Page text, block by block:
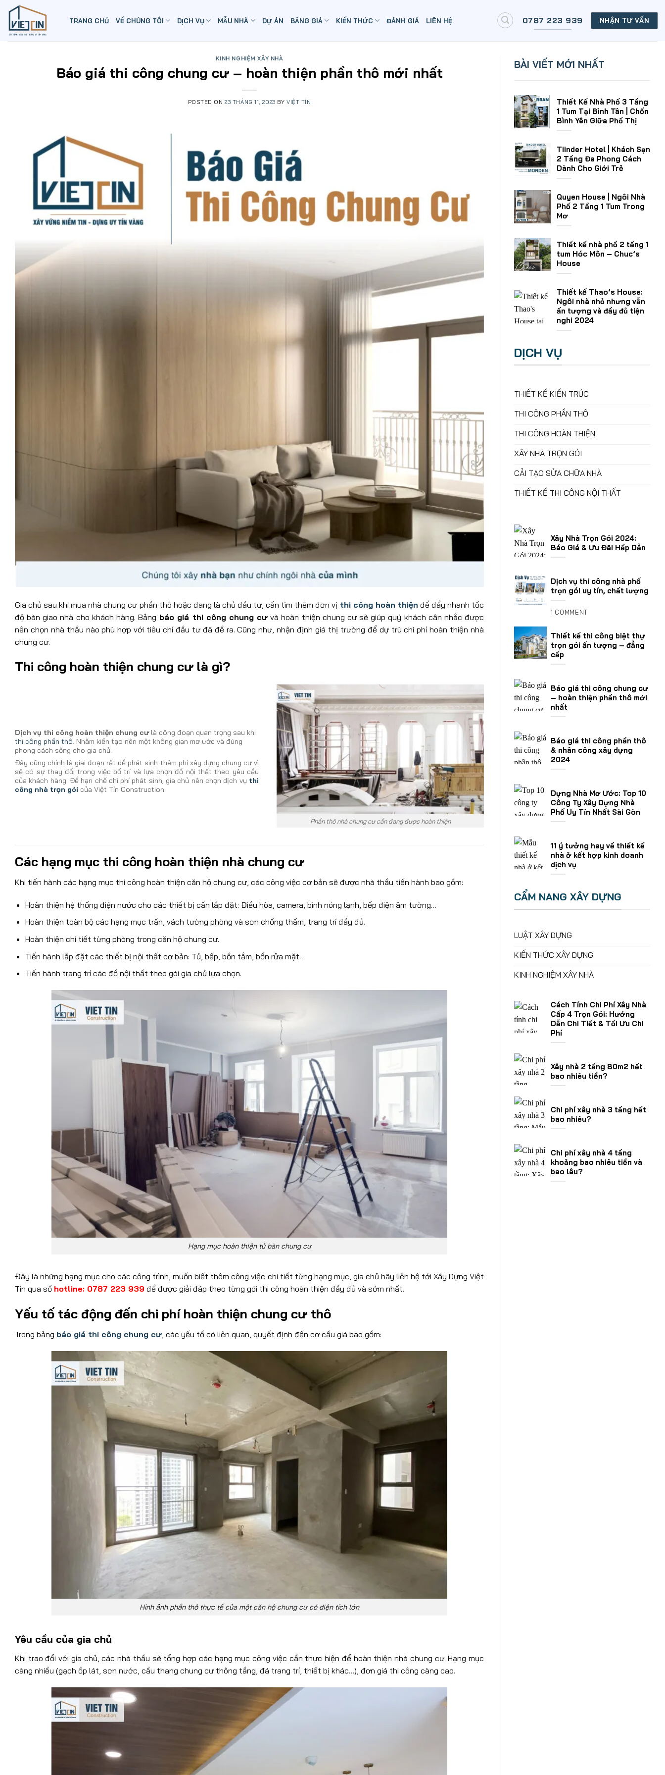
Skip
content
TRANG CHỦ VỀ CHÚNG TÔI DỊCH VỤ MẪU NHÀ DỰ ÁN BẢNG GIÁ KIẾN THỨC ĐÁNH GIÁ LIÊN HỆ 0787 223 939 NHẬN TƯ VẤN
KINH NGHIỆM XÂY NHÀ
Báo giá thi công chung cư – hoàn thiện phần thô mới nhất
POSTED ON23 THÁNG 11, 2023 BY VIỆT TÍN
Gia chủ sau khi mua nhà chung cư phần thô hoặc đang là chủ đầu tư, cần tìm thêm đơn vị thi công hoàn thiện để đẩy nhanh tốc
độ bàn giao nhà cho khách hàng. Bảng báo giá thi công chung cư và hoàn thiện chung cư sẽ giúp quý khách cân nhắc được
nên chọn nhà thầu nào phù hợp với tiêu chí đầu tư đã đề ra. Cũng như, nhận định giá thị trường để dự trù chi phí hoàn thiện nhà
chung cư.
Thi công hoàn thiện chung cư là gì?
Dịch vụ thi công hoàn thiện chung cưlà công đoạn quan trọng sau khi
thi công phần thô. Nhằm kiến tạo nên một không gian mơ ước và đúng
phong cách sống cho gia chủ.
Đây cũng chính là giai đoạn rất dễ phát sinh thêm phí xây dựng chung cư vì
sẽ có sự thay đổi trong việc bố trí và lựa chọn đồ nội thất theo yêu cầu
của khách hàng. Để hạn chế chi phí phát sinh, gia chủ nên chọn dịch vụ thi
công nhà trọn gói của Việt Tín Construction.
Phần thô nhà chung cư cần đang được hoàn thiện
Các hạng mục thi công hoàn thiện nhà chung cư
Khi tiến hành các hạng mục thi công hoàn thiện căn hộ chung cư, các công việc cơ bản sẽ được nhà thầu tiến hành bao gồm:
Hoàn thiện hệ thống điện nước cho các thiết bị cần lắp đặt: Điều hòa, camera, bình nóng lạnh, bếp điện âm tường…
Hoàn thiện toàn bộ các hạng mục trần, vách tường phòng và sơn chống thấm, trang trí đầy đủ.
Hoàn thiện chi tiết từng phòng trong căn hộ chung cư.
Tiến hành lắp đặt các thiết bị nội thất cơ bản: Tủ, bếp, bồn tắm, bồn rửa mặt…
Tiến hành trang trí các đồ nội thất theo gói gia chủ lựa chọn.
Hạng mục hoàn thiện tủ bàn chung cư
Đây là những hạng mục cho các công trình, muốn biết thêm công việc chi tiết từng hạng mục, gia chủ hãy liên hệ tới Xây Dựng Việt
Tín qua số hotline: 0787 223 939 để được giải đáp theo từng gói thi công hoàn thiện đầy đủ và sớm nhất.
Yếu tố tác động đến chi phí hoàn thiện chung cư thô
Trong bảng báo giá thi công chung cư, các yếu tố có liên quan, quyết định đến cơ cấu giá bao gồm:
Hình ảnh phần thô thực tế của một căn hộ chung cư có diện tích lớn
Yêu cầu của gia chủ
Khi trao đổi với gia chủ, các nhà thầu sẽ tổng hợp các hạng mục công việc cần thực hiện để hoàn thiện nhà chung cư. Hạng mục
càng nhiều (gạch ốp lát, sơn nước, cầu thang chung cư thông tầng, đá trang trí, thiết bị khác…), đơn giá thi công càng cao.
BÀI VIẾT MỚI NHẤT
Thiết Kế Nhà Phố 3 Tầng
1 Tum Tại Bình Tân | Chốn
Bình Yên Giữa Phố Thị
Tiinder Hotel | Khách Sạn
2 Tầng Đa Phong Cách
Dành Cho Giới Trẻ
Quyen House | Ngôi Nhà
Phố 2 Tầng 1 Tum Trong
Mơ
Thiết kế nhà phố 2 tầng 1
tum Hóc Môn – Chuc’s
House
Thiết kế Thao’s House:
Ngôi nhà nhỏ nhưng vẫn
ấn tượng và đầy đủ tiện
nghi 2024
DỊCH VỤ
THIẾT KẾ KIẾN TRÚC
THI CÔNG PHẦN THÔ
THI CÔNG HOÀN THIỆN
XÂY NHÀ TRỌN GÓI
CẢI TẠO SỬA CHỮA NHÀ
THIẾT KẾ THI CÔNG NỘI THẤT
Xây Nhà Trọn Gói 2024:
Báo Giá & Ưu Đãi Hấp Dẫn
Dịch vụ thi công nhà phố
trọn gói uy tín, chất lượng
1 COMMENT
Thiết kế thi công biệt thự
trọn gói ấn tượng – đẳng
cấp
Báo giá thi công chung cư
– hoàn thiện phần thô mới
nhất
Báo giá thi công phần thô
& nhân công xây dựng
2024
Dựng Nhà Mơ Ước: Top 10
Công Ty Xây Dựng Nhà
Phố Uy Tín Nhất Sài Gòn
11 ý tưởng hay về thiết kế
nhà ở kết hợp kinh doanh
dịch vụ
CẨM NANG XÂY DỰNG
LUẬT XÂY DỰNG
KIẾN THỨC XÂY DỰNG
KINH NGHIỆM XÂY NHÀ
Cách Tính Chi Phí Xây Nhà
Cấp 4 Trọn Gói: Hướng
Dẫn Chi Tiết & Tối Ưu Chi
Phí
Xây nhà 2 tầng 80m2 hết
bao nhiêu tiền?
Chi phí xây nhà 3 tầng hết
bao nhiêu?
Chi phí xây nhà 4 tầng
khoảng bao nhiêu tiền và
bao lâu?